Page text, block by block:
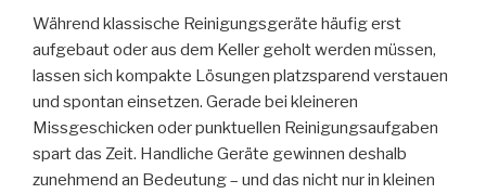
Während klassische Reinigungsgeräte häufig erst
aufgebaut oder aus dem Keller geholt werden müssen,
lassen sich kompakte Lösungen platzsparend verstauen
und spontan einsetzen. Gerade bei kleineren
Missgeschicken oder punktuellen Reinigungsaufgaben
spart das Zeit. Handliche Geräte gewinnen deshalb
zunehmend an Bedeutung – und das nicht nur in kleinen